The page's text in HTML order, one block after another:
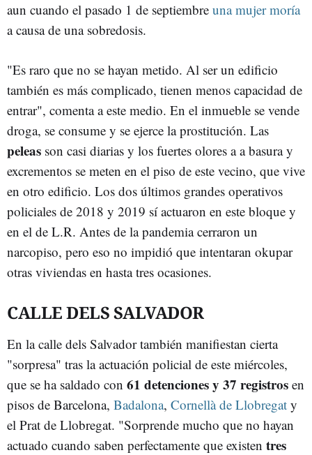
aun cuando el pasado 1 de septiembre una mujer moría
a causa de una sobredosis.
"Es raro que no se hayan metido. Al ser un edificio
también es más complicado, tienen menos capacidad de
entrar", comenta a este medio. En el inmueble se vende
droga, se consume y se ejerce la prostitución. Las
peleas son casi diarias y los fuertes olores a a basura y
excrementos se meten en el piso de este vecino, que vive
en otro edificio. Los dos últimos grandes operativos
policiales de 2018 y 2019 sí actuaron en este bloque y
en el de L.R. Antes de la pandemia cerraron un
narcopiso, pero eso no impidió que intentaran okupar
otras viviendas en hasta tres ocasiones.
CALLE DELS SALVADOR
En la calle dels Salvador también manifiestan cierta
"sorpresa" tras la actuación policial de este miércoles,
que se ha saldado con 61 detenciones y 37 registros en
pisos de Barcelona, Badalona, Cornellà de Llobregat y
el Prat de Llobregat. "Sorprende mucho que no hayan
actuado cuando saben perfectamente que existen tres